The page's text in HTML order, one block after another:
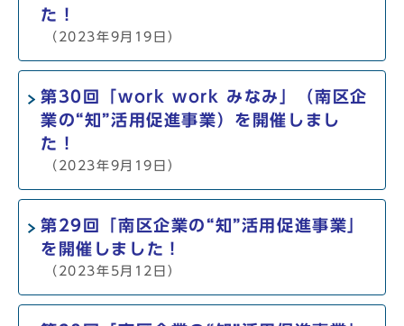
た！
（2023年9月19日）
第30回「work work みなみ」（南区企
業の“知”活用促進事業）を開催しまし
た！
（2023年9月19日）
第29回「南区企業の“知”活用促進事業」
を開催しました！
（2023年5月12日）